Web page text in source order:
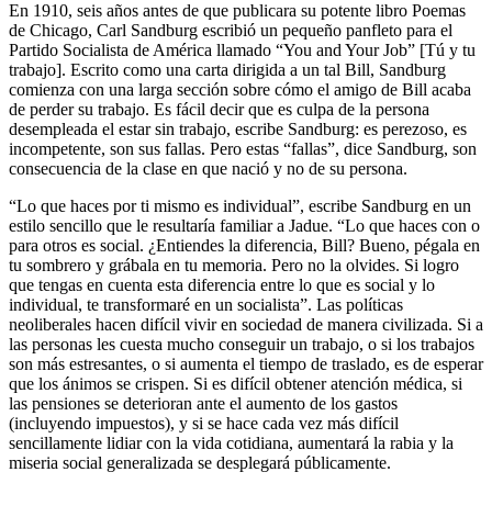
En 1910, seis años antes de que publicara su potente libro Poemas
de Chicago, Carl Sandburg escribió un pequeño panfleto para el
Partido Socialista de América llamado “You and Your Job” [Tú y tu
trabajo]. Escrito como una carta dirigida a un tal Bill, Sandburg
comienza con una larga sección sobre cómo el amigo de Bill acaba
de perder su trabajo. Es fácil decir que es culpa de la persona
desempleada el estar sin trabajo, escribe Sandburg: es perezoso, es
incompetente, son sus fallas. Pero estas “fallas”, dice Sandburg, son
consecuencia de la clase en que nació y no de su persona.
“Lo que haces por ti mismo es individual”, escribe Sandburg en un
estilo sencillo que le resultaría familiar a Jadue. “Lo que haces con o
para otros es social. ¿Entiendes la diferencia, Bill? Bueno, pégala en
tu sombrero y grábala en tu memoria. Pero no la olvides. Si logro
que tengas en cuenta esta diferencia entre lo que es social y lo
individual, te transformaré en un socialista”. Las políticas
neoliberales hacen difícil vivir en sociedad de manera civilizada. Si a
las personas les cuesta mucho conseguir un trabajo, o si los trabajos
son más estresantes, o si aumenta el tiempo de traslado, es de esperar
que los ánimos se crispen. Si es difícil obtener atención médica, si
las pensiones se deterioran ante el aumento de los gastos
(incluyendo impuestos), y si se hace cada vez más difícil
sencillamente lidiar con la vida cotidiana, aumentará la rabia y la
miseria social generalizada se desplegará públicamente.